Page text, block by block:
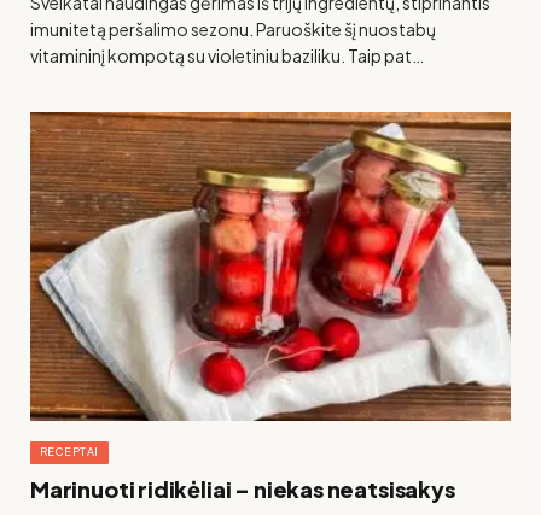
imunitetą peršalimo sezonu. Paruoškite šį nuostabų
vitamininį kompotą su violetiniu baziliku. Taip pat…
RECEPTAI
Marinuoti ridikėliai – niekas neatsisakys